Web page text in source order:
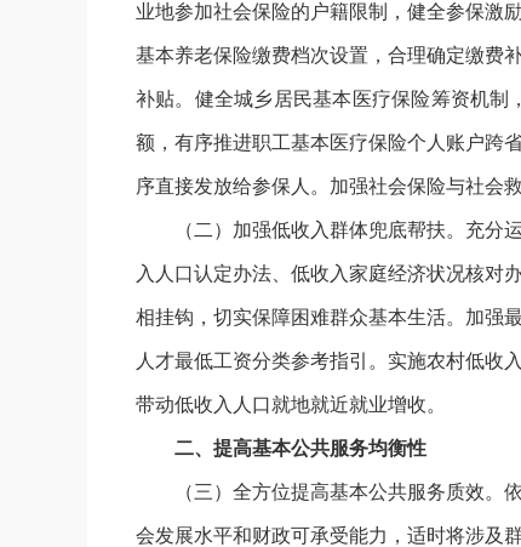
业地参加社会保险的户籍限制，健全参保激
基本养老保险缴费档次设置，合理确定缴费
补贴。健全城乡居民基本医疗保险筹资机
额，有序推进职工基本医疗保险个人账户跨
序直接发放给参保人。加强社会保险与社会
（二）加强低收入群体兜底帮扶。充
入人口认定办法、低收入家庭经济状况核对
相挂钩，切实保障困难群众基本生活。加强
人才最低工资分类参考指引。实施农村低收
带动低收入人口就地就近就业增收。
二、提高基本公共服务均衡性
（三）全方位提高基本公共服务质效
会发展水平和财政可承受能力，适时将涉及